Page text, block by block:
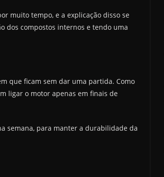
muito tempo, e a explicação disso se
dos compostos internos e tendo uma
que ficam sem dar uma partida. Como
ligar o motor apenas em finais de
semana, para manter a durabilidade da